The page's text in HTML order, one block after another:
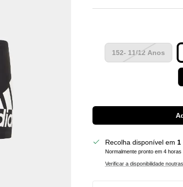
152- 11/12 Anos
Recolha disponível em 1
Normalmente pronto em 4 horas
Verificar a disponibilidade